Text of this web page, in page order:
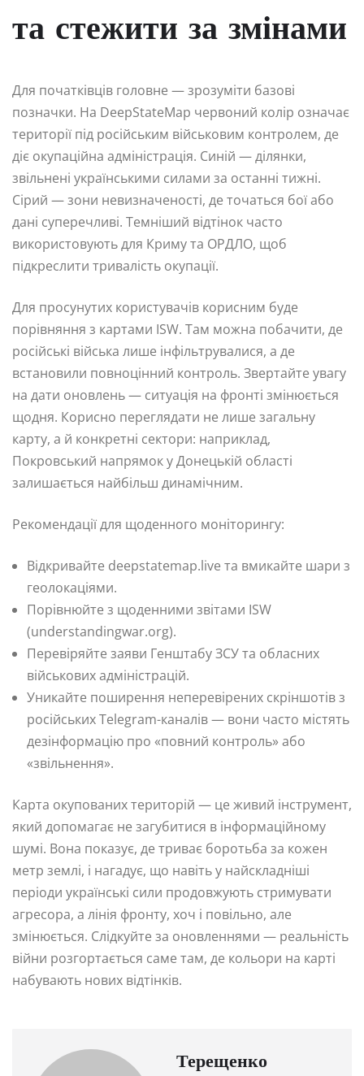
та стежити за змінами
Для початківців головне — зрозуміти базові
позначки. На DeepStateMap червоний колір означає
території під російським військовим контролем, де
діє окупаційна адміністрація. Синій — ділянки,
звільнені українськими силами за останні тижні.
Сірий — зони невизначеності, де точаться бої або
дані суперечливі. Темніший відтінок часто
використовують для Криму та ОРДЛО, щоб
підкреслити тривалість окупації.
Для просунутих користувачів корисним буде
порівняння з картами ISW. Там можна побачити, де
російські війська лише інфільтрувалися, а де
встановили повноцінний контроль. Звертайте увагу
на дати оновлень — ситуація на фронті змінюється
щодня. Корисно переглядати не лише загальну
карту, а й конкретні сектори: наприклад,
Покровський напрямок у Донецькій області
залишається найбільш динамічним.
Рекомендації для щоденного моніторингу:
Відкривайте deepstatemap.live та вмикайте шари з
геолокаціями.
Порівнюйте з щоденними звітами ISW
(understandingwar.org).
Перевіряйте заяви Генштабу ЗСУ та обласних
військових адміністрацій.
Уникайте поширення неперевірених скріншотів з
російських Telegram-каналів — вони часто містять
дезінформацію про «повний контроль» або
«звільнення».
Карта окупованих територій — це живий інструмент,
який допомагає не загубитися в інформаційному
шумі. Вона показує, де триває боротьба за кожен
метр землі, і нагадує, що навіть у найскладніші
періоди українські сили продовжують стримувати
агресора, а лінія фронту, хоч і повільно, але
змінюється. Слідкуйте за оновленнями — реальність
війни розгортається саме там, де кольори на карті
набувають нових відтінків.
Терещенко